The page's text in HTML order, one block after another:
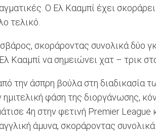
Ο Ελ Κααμπί έχει
τελικό.
σκοράροντας συνολικά
Κααμπί να σημειώνει χατ – τρικ
άσπρη βούλα στη διαδικασία
φάση της διοργάνωσης,
4η στην φετινή Premier League
άμυνα, σκοράροντας